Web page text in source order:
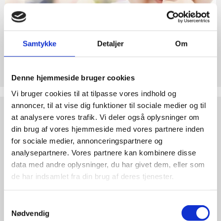
Samtykke Detaljer Om
Denne hjemmeside bruger cookies
Vi bruger cookies til at tilpasse vores indhold og
annoncer, til at vise dig funktioner til sociale medier og til
at analysere vores trafik. Vi deler også oplysninger om
din brug af vores hjemmeside med vores partnere inden
for sociale medier, annonceringspartnere og
analysepartnere. Vores partnere kan kombinere disse
data med andre oplysninger, du har givet dem, eller som
de har indsamlet fra din brug af deres tjenester.
Nødvendig
abort
Life
internationalt
2.8:
Nyhedsbrev
3.0:
Nyheder
4.0:
Webshop
Støt Retten til Liv
Hjertelig tak for ethvert bidrag til Retten til Liv
Test
dine
argumenter